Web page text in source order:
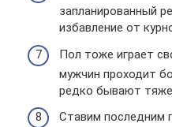
запланированный
избавление от
Пол тоже играет
мужчин проходит
редко бывают
Ставим последним